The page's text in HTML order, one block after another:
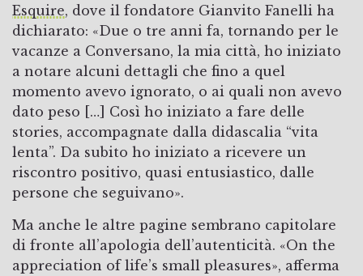
Esquire, dove il fondatore Gianvito Fanelli ha
dichiarato: «Due o tre anni fa, tornando per le
vacanze a Conversano, la mia città, ho iniziato
a notare alcuni dettagli che fino a quel
momento avevo ignorato, o ai quali non avevo
dato peso […] Così ho iniziato a fare delle
stories, accompagnate dalla didascalia “vita
lenta”. Da subito ho iniziato a ricevere un
riscontro positivo, quasi entusiastico, dalle
persone che seguivano».
Ma anche le altre pagine sembrano capitolare
di fronte all’apologia dell’autenticità. «On the
appreciation of life’s small pleasures», afferma